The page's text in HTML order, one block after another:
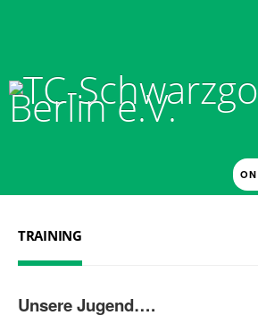
Historie + Anlage
Mitgliedschaft
Platzbuchung
TRAINING
Unsere Jugend….